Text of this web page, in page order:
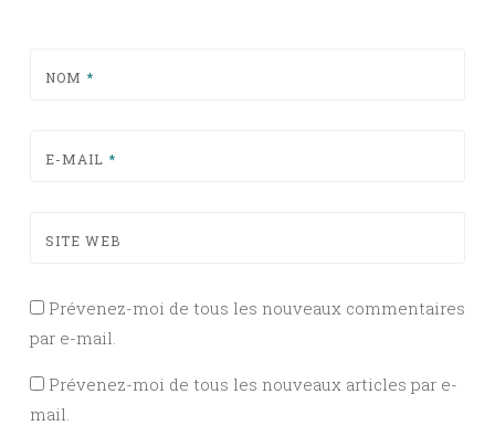
NOM *
E-MAIL *
SITE WEB
Prévenez-moi de tous les nouveaux commentaires
par e-mail.
Prévenez-moi de tous les nouveaux articles par e-
mail.